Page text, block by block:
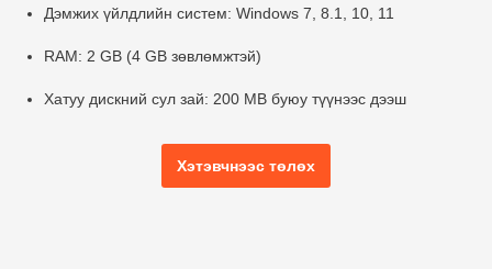
Дэмжих үйлдлийн систем: Windows 7, 8.1, 10, 11
RAM: 2 GB (4 GB зөвлөмжтэй)
Хатуу дискний сул зай: 200 MB буюу түүнээс дээш
Хэтэвчнээс төлөх